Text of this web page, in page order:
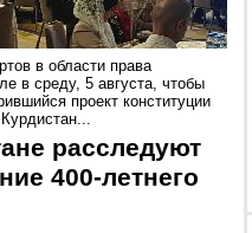
в области права
в среду, 5 августа, чтобы
проект конституции
расследуют
400-летнего